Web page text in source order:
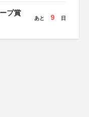
プ賞
あと 9 日